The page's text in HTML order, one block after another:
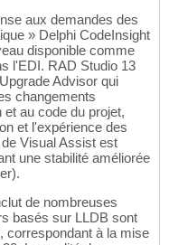
aux demandes des
» Delphi CodeInsight
disponible comme
l'EDI. RAD Studio 13
Advisor qui
changements
au code du projet,
et l'expérience des
Visual Assist est
une stabilité améliorée
de nombreuses
basés sur LLDB sont
correspondant à la mise